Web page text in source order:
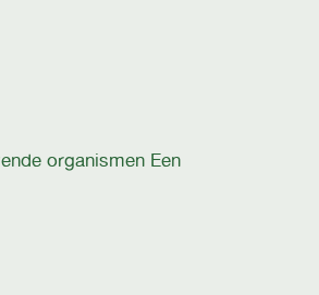
organismen Een